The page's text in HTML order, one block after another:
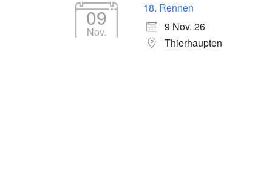
09
Nov.
18. Rennen
9 Nov. 26
Thierhaupten